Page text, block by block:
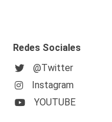
Redes Sociales
@Twitter
Instagram
YOUTUBE